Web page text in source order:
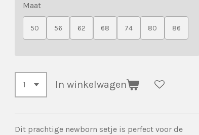
Maat
50 56 62 68 74 80 86
In winkelwagen
Dit prachtige newborn setje is perfect voor de